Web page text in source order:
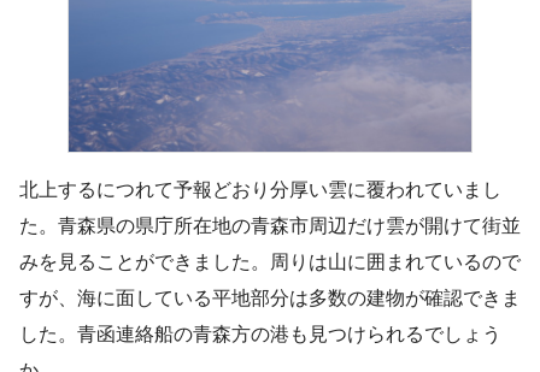
北上するにつれて予報どおり分厚い雲に覆われていまし
た。青森県の県庁所在地の青森市周辺だけ雲が開けて街並
みを見ることができました。周りは山に囲まれているので
すが、海に面している平地部分は多数の建物が確認できま
した。青函連絡船の青森方の港も見つけられるでしょう